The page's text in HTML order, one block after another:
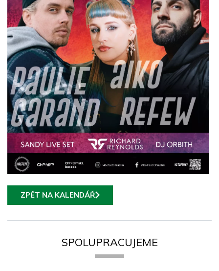
ZPĚT NA KALENDÁŘ
SPOLUPRACUJEME